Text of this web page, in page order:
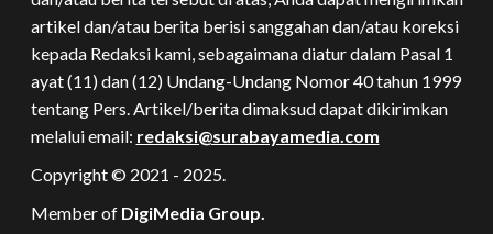
artikel dan/atau berita berisi sanggahan dan/atau koreksi
kepada Redaksi kami, sebagaimana diatur dalam Pasal 1
ayat (11) dan (12) Undang-Undang Nomor 40 tahun 1999
tentang Pers. Artikel/berita dimaksud dapat dikirimkan
melalui email: redaksi@surabayamedia.com
Copyright © 2021 - 2025.
Member of DigiMedia Group.